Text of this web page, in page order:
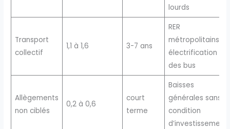
lourds
Transport
collectif
1,1 à 1,6 3-7 ans
RER
métropolitains,
électrification
des bus
Allègements
non ciblés
0,2 à 0,6
court
terme
Baisses
générales sans
condition
d’investissement